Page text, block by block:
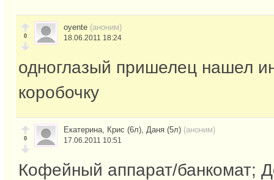
0
oyente (аноним)
18.06.2011 18:24
одноглазый пришелец нашел
коробочку
0
Екатерина, Крис (6л), Даня (5л) (аноним)
17.06.2011 10:51
Кофейный аппарат/банкомат;